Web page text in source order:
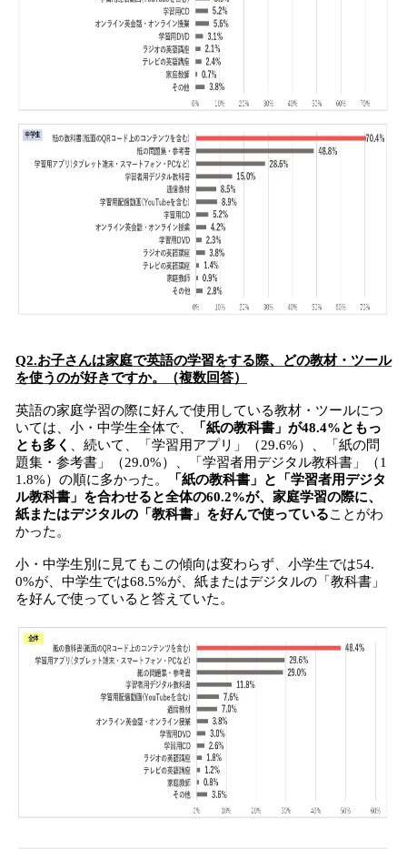
Q2.お子さんは家庭で英語の学習をする際、どの教材・ツール
を使うのが好きですか。（複数回答）
英語の家庭学習の際に好んで使用している教材・ツールにつ
いては、小・中学生全体で、
「紙の教科書」が48.4%ともっ
とも多く
、続いて、「学習用アプリ」（29.6%）、「紙の問
題集・参考書」（29.0%）、「学習者用デジタル教科書」（1
1.8%）の順に多かった。
「紙の教科書」と「学習者用デジタ
ル教科書」を合わせると全体の60.2%が、家庭学習の際に、
紙またはデジタルの「教科書」を好んで使っていることがわ
かった。
小・中学生別に見てもこの傾向は変わらず、小学生では54.
0%が、中学生では68.5%が、紙またはデジタルの「教科書」
を好んで使っていると答えていた。​